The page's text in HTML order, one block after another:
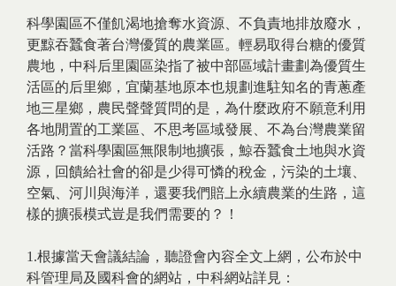
科學園區不僅飢渴地搶奪水資源、不負責地排放廢水，
更黥吞蠶食著台灣優質的農業區。輕易取得台糖的優質
農地，中科后里園區染指了被中部區域計畫劃為優質生
活區的后里鄉，宜蘭基地原本也規劃進駐知名的青蔥產
地三星鄉，農民聲聲質問的是，為什麼政府不願意利用
各地閒置的工業區、不思考區域發展、不為台灣農業留
活路？當科學園區無限制地擴張，鯨吞蠶食土地與水資
源，回饋給社會的卻是少得可憐的稅金，污染的土壤、
空氣、河川與海洋，還要我們賠上永續農業的生路，這
樣的擴張模式豈是我們需要的？！
1.根據當天會議結論，聽證會內容全文上網，公布於中
科管理局及國科會的網站，中科網站詳見：